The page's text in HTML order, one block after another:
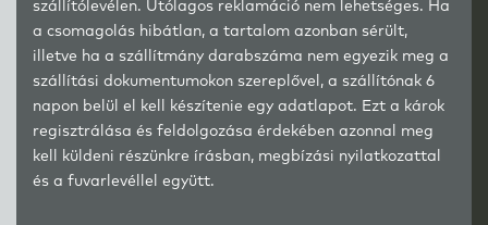
szállítólevélen. Utólagos reklamáció nem lehetséges. Ha
a csomagolás hibátlan, a tartalom azonban sérült,
illetve ha a szállítmány darabszáma nem egyezik meg a
szállítási dokumentumokon szereplővel, a szállítónak 6
napon belül el kell készítenie egy adatlapot. Ezt a károk
regisztrálása és feldolgozása érdekében azonnal meg
kell küldeni részünkre írásban, megbízási nyilatkozattal
és a fuvarlevéllel együtt.